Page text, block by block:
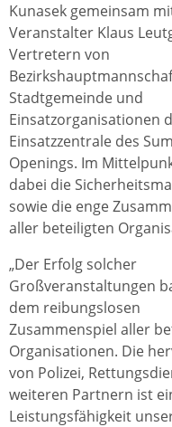
Kunasek gemeinsam
Veranstalter Klaus
Vertretern von
Stadtgemeinde und
Einsatzorganisationen
Einsatzzentrale des
Openings. Im
dabei die
sowie die enge
aller beteiligten
„Der Erfolg solcher
Großveranstaltungen
dem reibungslosen
Zusammenspiel aller
Organisationen. Die
von Polizei,
weiteren Partnern ist
Leistungsfähigkeit